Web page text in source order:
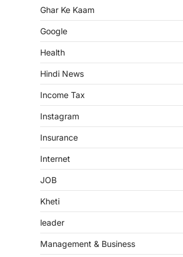
Ghar Ke Kaam
Google
Health
Hindi News
Income Tax
Instagram
Insurance
Internet
JOB
Kheti
leader
Management & Business